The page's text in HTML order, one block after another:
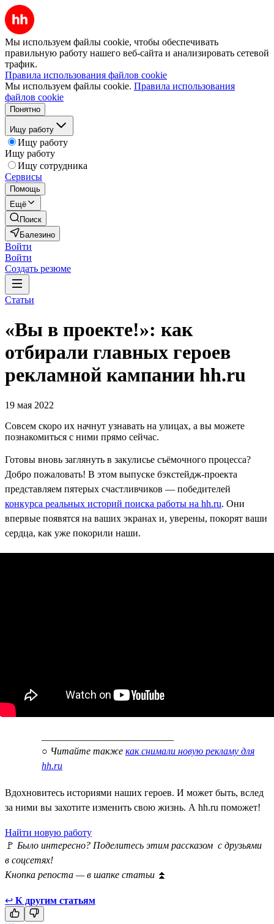
Мы используем файлы cookie, чтобы обеспечивать
правильную работу нашего веб-сайта и анализировать сетевой
трафик.
Правила использования файлов cookie
Мы используем файлы cookie. Правила использования
файлов cookie
Понятно
Ищу работу
Ищу работу
Ищу работу
Ищу сотрудника
Сервисы
Помощь
Ещё
Поиск
Балезино
Войти
Войти
Создать резюме
Статьи
«Вы в проекте!»: как
отбирали главных героев
рекламной кампании hh.ru
19 мая 2022
Совсем скоро их начнут узнавать на улицах, а вы можете
познакомиться с ними прямо сейчас.
Готовы вновь заглянуть в закулисье съёмочного процесса?
Добро пожаловать! В этом выпуске бэкстейдж-проекта
представляем пятерых счастливчиков — победителей
конкурса реальных историй поиска работы на hh.ru. Они
впервые появятся на ваших экранах и, уверены, покорят ваши
сердца, как уже покорили наши.
○ Читайте также как снимали новую рекламу для
hh.ru
Вдохновитесь историями наших героев. И может быть, вслед
за ними вы захотите изменить свою жизнь. А hh.ru поможет!
Найти новую работу
🚩 Было интересно? Поделитесь этим рассказом с друзьями
в соцсетях!
Кнопка репоста — в шапке статьи ⏫
↩ К другим статьям